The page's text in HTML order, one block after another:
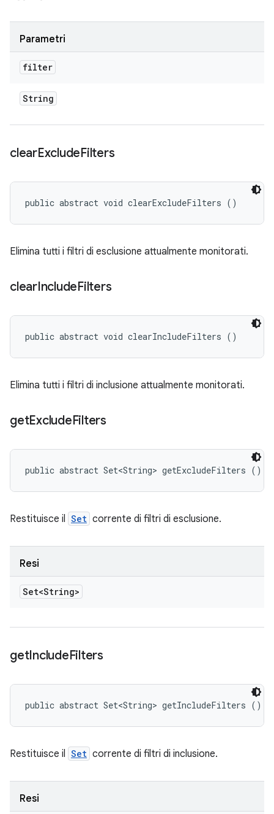
Parametri
filter
String
clearExcludeFilters
public abstract void clearExcludeFilters ()
Elimina tutti i filtri di esclusione attualmente monitorati.
clearIncludeFilters
public abstract void clearIncludeFilters ()
Elimina tutti i filtri di inclusione attualmente monitorati.
getExcludeFilters
public abstract Set<String> getExcludeFilters ()
Restituisce il Set corrente di filtri di esclusione.
Resi
Set<String>
getIncludeFilters
public abstract Set<String> getIncludeFilters ()
Restituisce il Set corrente di filtri di inclusione.
Resi